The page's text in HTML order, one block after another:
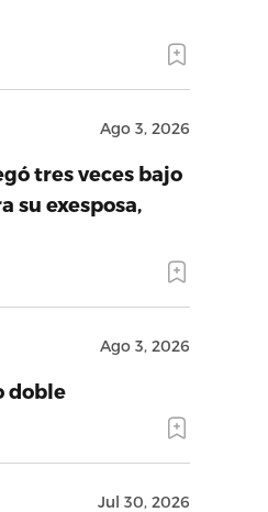
Ago 3, 2026
tres veces bajo
su exesposa,
Ago 3, 2026
doble
Jul 30, 2026